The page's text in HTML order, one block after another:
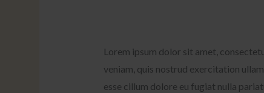
Lorem ipsum dolor sit amet,
veniam, quis nostrud exercitation
esse cillum dolore eu fugiat nulla